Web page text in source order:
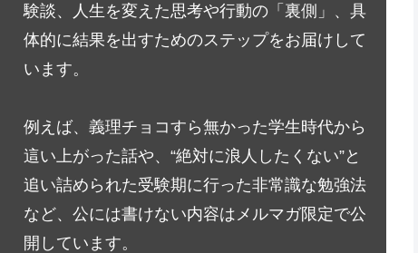
験談、人生を変えた思考や行動の「裏側」、具
体的に結果を出すためのステップをお届けして
います。
例えば、義理チョコすら無かった学生時代から
這い上がった話や、“絶対に浪人したくない”と
追い詰められた受験期に行った非常識な勉強法
など、公には書けない内容はメルマガ限定で公
開しています。